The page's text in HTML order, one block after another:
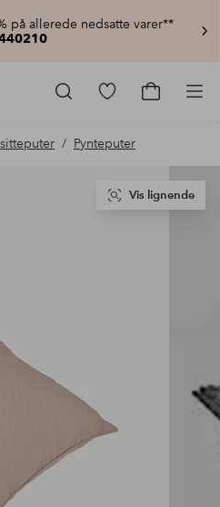
på allerede nedsatte varer**
Gå
produkter
Gå
Pynteputer
Vis lignende